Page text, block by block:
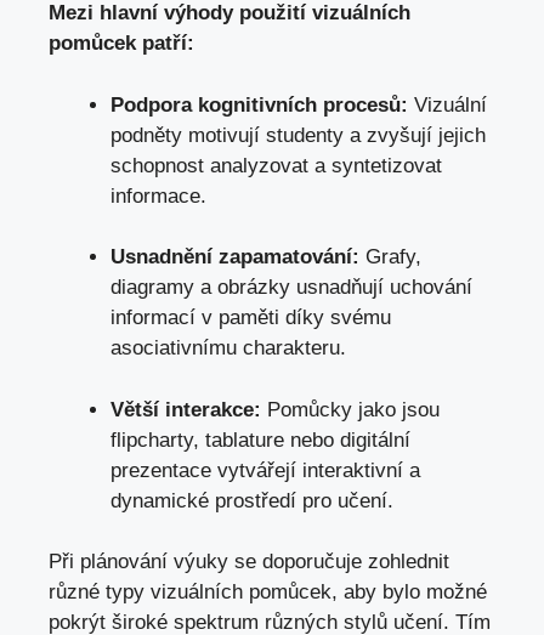
Mezi hlavní výhody použití vizuálních
pomůcek patří:
Podpora kognitivních procesů: Vizuální
podněty motivují studenty a zvyšují jejich
schopnost analyzovat a syntetizovat
informace.
Usnadnění zapamatování: Grafy,
diagramy a obrázky usnadňují uchování
informací v paměti díky svému
asociativnímu charakteru.
Větší interakce: Pomůcky jako jsou
flipcharty, tablature nebo digitální
prezentace vytvářejí interaktivní a
dynamické prostředí pro učení.
Při plánování výuky se doporučuje zohlednit
různé typy vizuálních pomůcek, aby bylo možné
pokrýt široké spektrum různých stylů učení. Tím